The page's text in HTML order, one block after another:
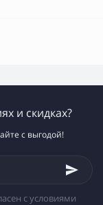
и скидках?
с выгодой!
с условиями